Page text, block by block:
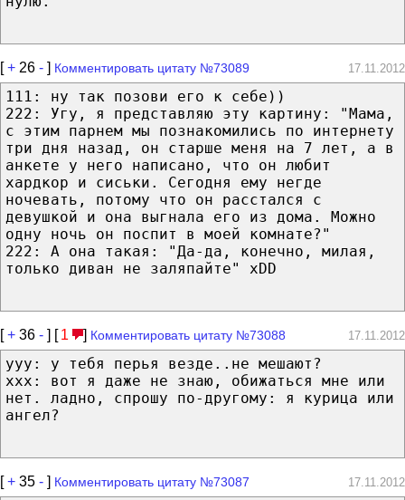
[+ 26 - ] Комментировать цитату №73089 17.11.2012
111: ну так позови его к себе))
222: Угу, я представляю эту картину: "Мама,
с этим парнем мы познакомились по интернету
три дня назад, он старше меня на 7 лет, а в
анкете у него написано, что он любит
хардкор и сиськи. Сегодня ему негде
ночевать, потому что он расстался с
девушкой и она выгнала его из дома. Можно
одну ночь он поспит в моей комнате?"
222: А она такая: "Да-да, конечно, милая,
только диван не заляпайте" xDD
[+ 36 - ] [ 1 ] Комментировать цитату №73088 17.11.2012
ууу: у тебя перья везде..не мешают?
ххх: вот я даже не знаю, обижаться мне или
нет. ладно, спрошу по-другому: я курица или
ангел?
[+ 35 - ] Комментировать цитату №73087 17.11.2012